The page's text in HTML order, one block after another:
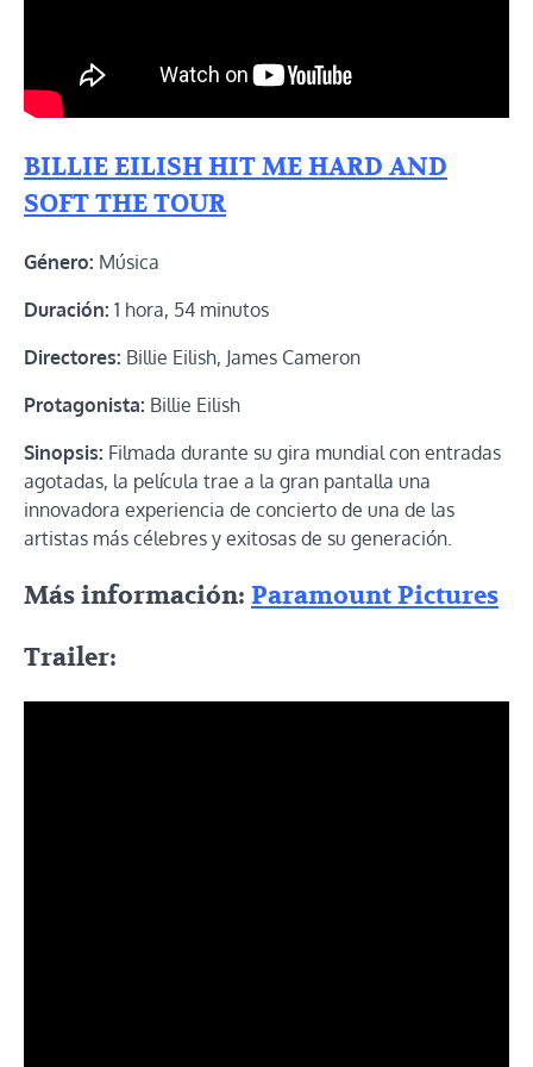
BILLIE EILISH HIT ME HARD AND
SOFT THE TOUR
Género: Música
Duración: 1 hora, 54 minutos
Directores: Billie Eilish, James Cameron
Protagonista: Billie Eilish
Sinopsis: Filmada durante su gira mundial con entradas
agotadas, la película trae a la gran pantalla una
innovadora experiencia de concierto de una de las
artistas más célebres y exitosas de su generación.
Más información: Paramount Pictures
Trailer: